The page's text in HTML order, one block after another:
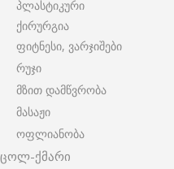
პლასტიკური
ქირურგია
ფიტნესი, ვარჯიშები
რუჯი
მზით დამწვრობა
მასაჟი
ოფლიანობა
ცოლ-ქმარი